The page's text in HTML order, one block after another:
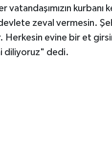
vatandaşımızın kurbanı
zeval vermesin.
Herkesin evine bir et
diliyoruz" dedi.